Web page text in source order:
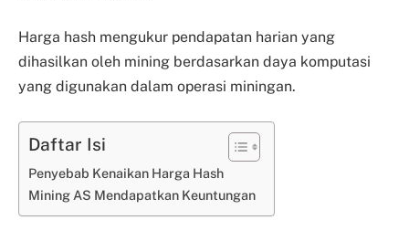
Harga hash mengukur pendapatan harian yang
dihasilkan oleh mining berdasarkan daya komputasi
yang digunakan dalam operasi miningan.
Daftar Isi
Penyebab Kenaikan Harga Hash
Mining AS Mendapatkan Keuntungan